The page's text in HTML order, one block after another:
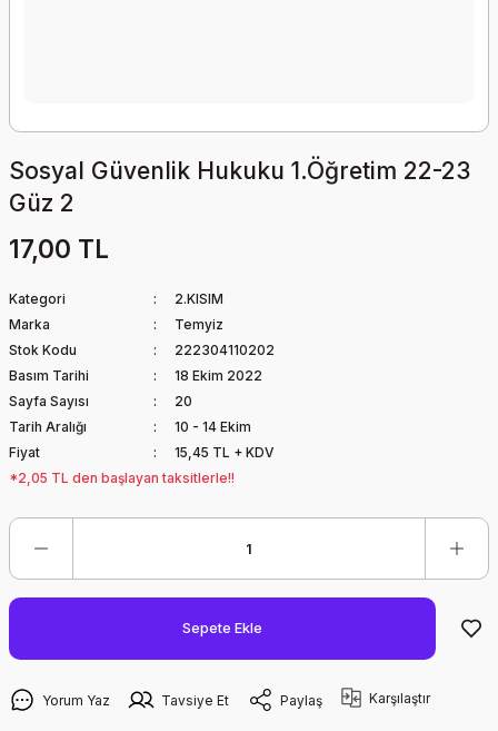
Sosyal Güvenlik Hukuku 1.Öğretim 22-23
Güz 2
17,00 TL
Kategori
2.KISIM
Marka
Temyiz
Stok Kodu
222304110202
Basım Tarihi
18 Ekim 2022
Sayfa Sayısı
20
Tarih Aralığı
10 - 14 Ekim
Fiyat
15,45 TL + KDV
*2,05 TL den başlayan taksitlerle!!
Sepete Ekle
Yorum Yaz Tavsiye Et Paylaş Karşılaştır